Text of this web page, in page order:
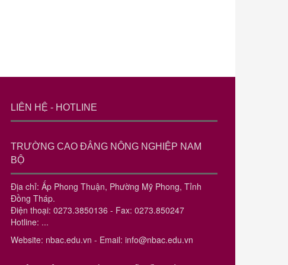
LIÊN HỆ - HOTLINE
TRƯỜNG CAO ĐẲNG NÔNG NGHIỆP NAM
BỘ
Địa chỉ: Ấp Phong Thuận, Phường Mỹ Phong, Tỉnh
Đồng Tháp.
Điện thoại: 0273.3850136 - Fax: 0273.850247
Hotline: ...
Website: nbac.edu.vn - Email: info@nbac.edu.vn